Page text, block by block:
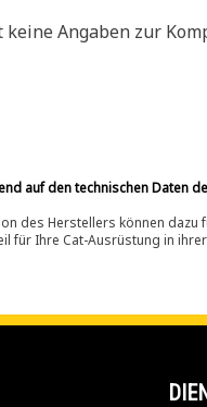
keine Angaben zur
auf den technischen Daten
des Herstellers können dazu
für Ihre Cat-Ausrüstung in